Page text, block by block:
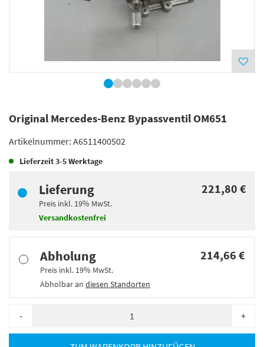
Original Mercedes-Benz Bypassventil OM651
Artikelnummer: A6511400502
Lieferzeit3-5 Werktage
Lieferung
Preis inkl. 19% MwSt.
Versandkostenfrei
221,80 €
Abholung
Preis inkl. 19% MwSt.
Abholbar an diesen Standorten
214,66 €
- +